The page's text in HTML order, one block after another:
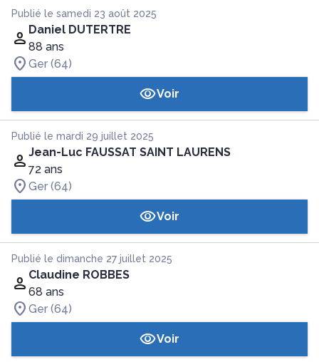
Publié le samedi 23 août 2025
Daniel DUTERTRE
88 ans
Ger (64)
Voir
Publié le mardi 29 juillet 2025
Jean-Luc FAUSSAT SAINT LAURENS
72 ans
Ger (64)
Voir
Publié le dimanche 27 juillet 2025
Claudine ROBBES
68 ans
Ger (64)
Voir